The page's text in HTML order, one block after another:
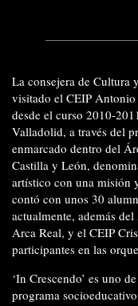
La consejera de Cultura
visitado el CEIP
desde el curso 2010-
Valladolid, a través del
enmarcado dentro del
Castilla y León,
artístico con una misión
contó con unos 30
actualmente, además
Arca Real, y el CEIP
participantes en las
‘In Crescendo’ es uno
programa